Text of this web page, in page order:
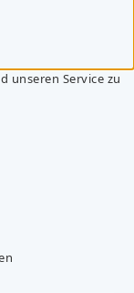
unseren Service zu